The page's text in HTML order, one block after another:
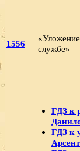
1556
службе»
ГДЗ к
ГДЗ к